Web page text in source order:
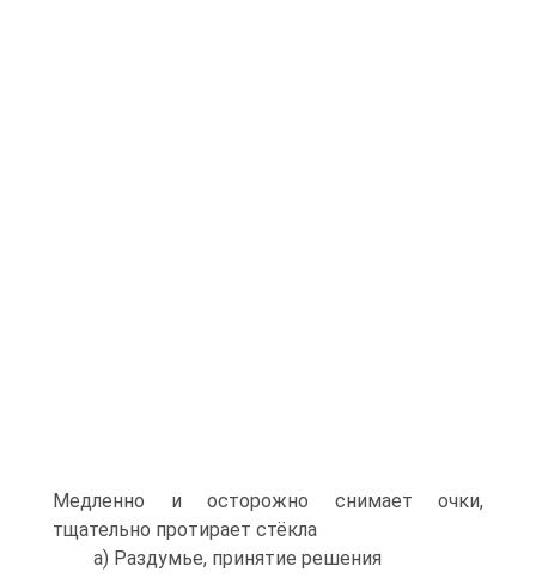
Медленно и осторожно снимает очки,
тщательно протирает стёкла
а) Раздумье, принятие решения